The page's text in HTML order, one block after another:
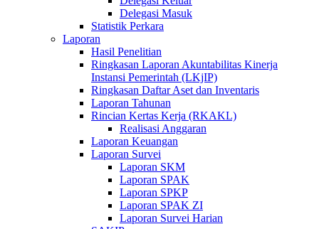
Delegasi Masuk
Statistik Perkara
Laporan
Hasil Penelitian
Ringkasan Laporan Akuntabilitas Kinerja
Instansi Pemerintah (LKjIP)
Ringkasan Daftar Aset dan Inventaris
Laporan Tahunan
Rincian Kertas Kerja (RKAKL)
Realisasi Anggaran
Laporan Keuangan
Laporan Survei
Laporan SKM
Laporan SPAK
Laporan SPKP
Laporan SPAK ZI
Laporan Survei Harian